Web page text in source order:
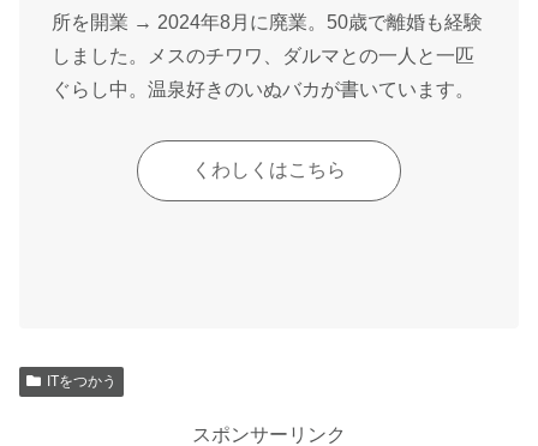
所を開業 → 2024年8月に廃業。50歳で離婚も経験
しました。メスのチワワ、ダルマとの一人と一匹
ぐらし中。温泉好きのいぬバカが書いています。
くわしくはこちら
ITをつかう
スポンサーリンク